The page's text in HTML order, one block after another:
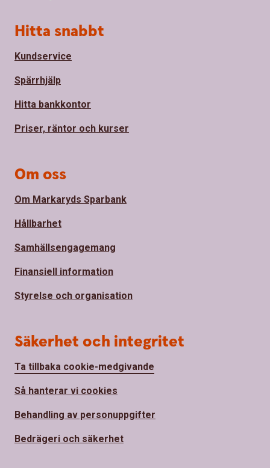
Sidfot
Hitta snabbt
Kundservice
Spärrhjälp
Hitta bankkontor
Priser, räntor och kurser
Om oss
Om Markaryds Sparbank
Hållbarhet
Samhällsengagemang
Finansiell information
Styrelse och organisation
Säkerhet och integritet
Ta tillbaka cookie-medgivande
Så hanterar vi cookies
Behandling av personuppgifter
Bedrägeri och säkerhet